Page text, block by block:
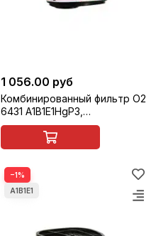
1 056.00 руб
Комбинированный фильтр О2
6431 A1B1E1HgP3,
многоразовый, 1 шт
−1%